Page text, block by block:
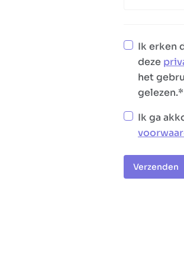
Ik erken
deze
het
gelezen.
Ik ga
Verzenden